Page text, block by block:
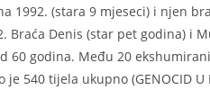
1992. (stara 9 mjeseci) i njen
Braća Denis (star pet godina) i
60 godina. Među 20
540 tijela ukupno (GENOCID U